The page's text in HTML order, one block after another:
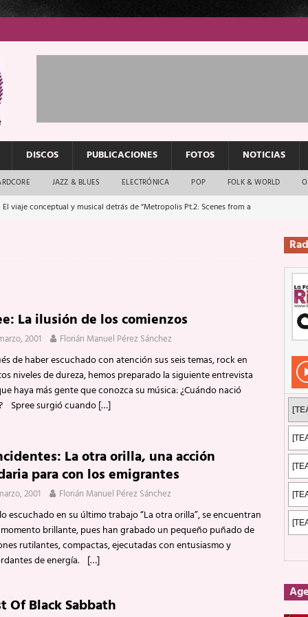
DISCOS PUBLICACIONES FOTOS NOTICIAS
JAZZ & BLUES ELECTRÓNICA POP FOLK & WORLD
El rock urbano sigue en buenas manos
ENTREVISTAS
Su ‘aullido’ retumbó ferozmente en Fuengirola.
REPORTAJES
La historia de Nintendo Vol. 2
El viaje conceptual y musical detrás de “Metropolis Pt.2: Scenes from a
La ilusión de los comienzos
2001 Florián Manuel Pérez Sánchez
de haber escuchado con atención sus seis temas, rock en
niveles de dureza, hemos preparado la siguiente entrevista
haya más gente que conozca su música: ¿Cuándo nació
Spree surgió cuando[…]
La otra orilla, una acción
para con los emigrantes
2001 Florián Manuel Pérez Sánchez
escuchado en su último trabajo “La otra orilla”, se encuentran
brillante, pues han grabado un pequeño puñado de
rutilantes, compactas, ejecutadas con entusiasmo y
de energía. […]
Of Black Sabbath